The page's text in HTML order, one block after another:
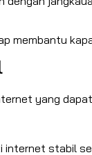
membantu
yang
internet stabil